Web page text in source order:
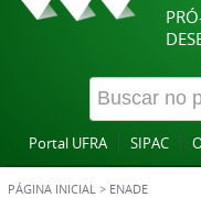
Portal UFRA SIPAC
PÁGINA INICIAL > ENADE